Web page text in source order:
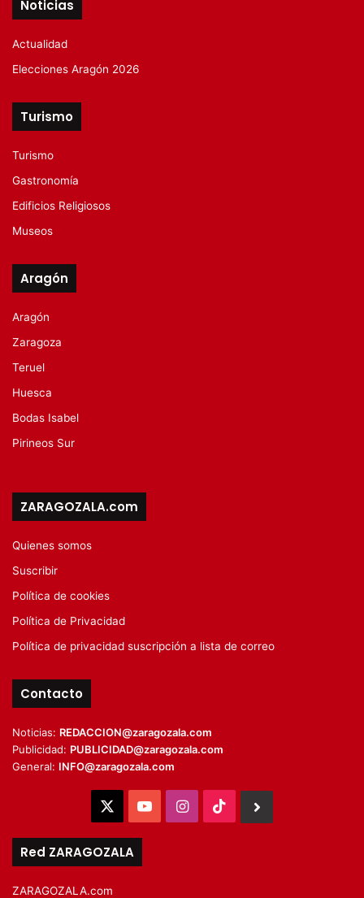
Noticias
Actualidad
Elecciones Aragón 2026
Turismo
Turismo
Gastronomía
Edificios Religiosos
Museos
Aragón
Aragón
Zaragoza
Teruel
Huesca
Bodas Isabel
Pirineos Sur
ZARAGOZALA.com
Quienes somos
Suscribir
Política de cookies
Política de Privacidad
Política de privacidad suscripción a lista de correo
Contacto
Noticias: REDACCION@zaragozala.com
Publicidad: PUBLICIDAD@zaragozala.com
General: INFO@zaragozala.com
YouTubeInstagram
TikTok
Red ZARAGOZALA
ZARAGOZALA.com